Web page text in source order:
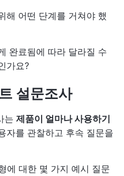
해 어떤 단계를 거쳐야 했
완료됨에 따라 달라질 수
가요?
설문조사
는 제품이 얼마나 사용하기
자를 관찰하고 후속 질문을
에 대한 몇 가지 예시 질문